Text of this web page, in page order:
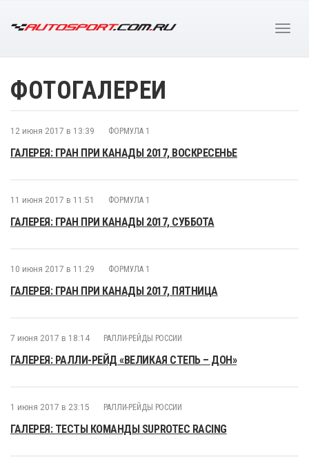
ФОТОГАЛЕРЕИ
12 июня 2017 в 13:39 ФОРМУЛА 1
ГАЛЕРЕЯ: ГРАН ПРИ КАНАДЫ 2017, ВОСКРЕСЕНЬЕ
11 июня 2017 в 11:51 ФОРМУЛА 1
ГАЛЕРЕЯ: ГРАН ПРИ КАНАДЫ 2017, СУББОТА
10 июня 2017 в 11:29 ФОРМУЛА 1
ГАЛЕРЕЯ: ГРАН ПРИ КАНАДЫ 2017, ПЯТНИЦА
7 июня 2017 в 18:14 РАЛЛИ-РЕЙДЫ РОССИИ
ГАЛЕРЕЯ: РАЛЛИ-РЕЙД «ВЕЛИКАЯ СТЕПЬ – ДОН»
1 июня 2017 в 23:15 РАЛЛИ-РЕЙДЫ РОССИИ
ГАЛЕРЕЯ: ТЕСТЫ КОМАНДЫ SUPROTEC RACING